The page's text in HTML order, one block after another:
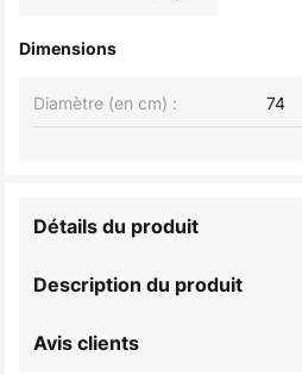
Dimensions
Diamètre (en cm) : 74
Description du produit
Détails du produit
Avis clients